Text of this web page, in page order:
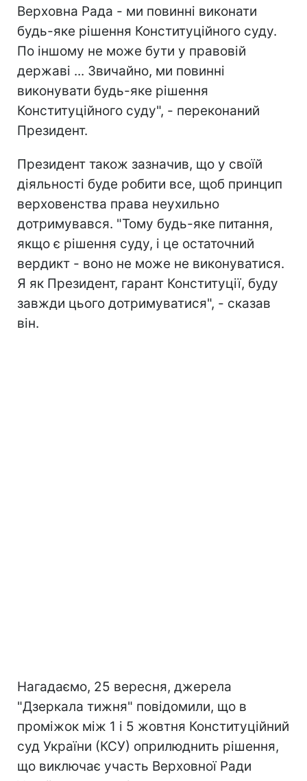
Верховна Рада - ми повинні виконати
будь-яке рішення Конституційного суду.
По іншому не може бути у правовій
державі ... Звичайно, ми повинні
виконувати будь-яке рішення
Конституційного суду", - переконаний
Президент.
Президент також зазначив, що у своїй
діяльності буде робити все, щоб принцип
верховенства права неухильно
дотримувався. "Тому будь-яке питання,
якщо є рішення суду, і це остаточний
вердикт - воно не може не виконуватися.
Я як Президент, гарант Конституції, буду
завжди цього дотримуватися", - сказав
він.
Нагадаємо, 25 вересня, джерела
"Дзеркала тижня" повідомили, що в
проміжок між 1 і 5 жовтня Конституційний
суд України (КСУ) оприлюднить рішення,
що виключає участь Верховної Ради